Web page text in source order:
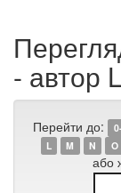
- автор
Перейти до:
L
M N O
або